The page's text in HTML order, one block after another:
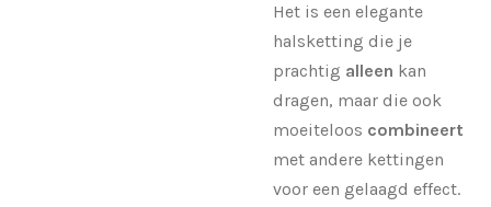
Het is een elegante
halsketting die je
prachtig alleen kan
dragen, maar die ook
moeiteloos combineert
met andere kettingen
voor een gelaagd effect.